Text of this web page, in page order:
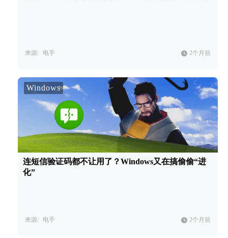
来源: 电手 2个月前
Windows
连短信验证码都不让用了？Windows又在搞偷偷“进
化”
来源: 电手 2个月前